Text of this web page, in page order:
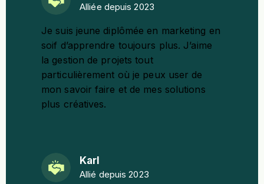
Alliée depuis 2023
Je suis jeune diplômée en marketing en
soif d’apprendre toujours plus. J’aime
la gestion de projets tout
particulièrement où je peux user de
mon savoir faire et de mes solutions
plus créatives.
Karl
Allié depuis 2023